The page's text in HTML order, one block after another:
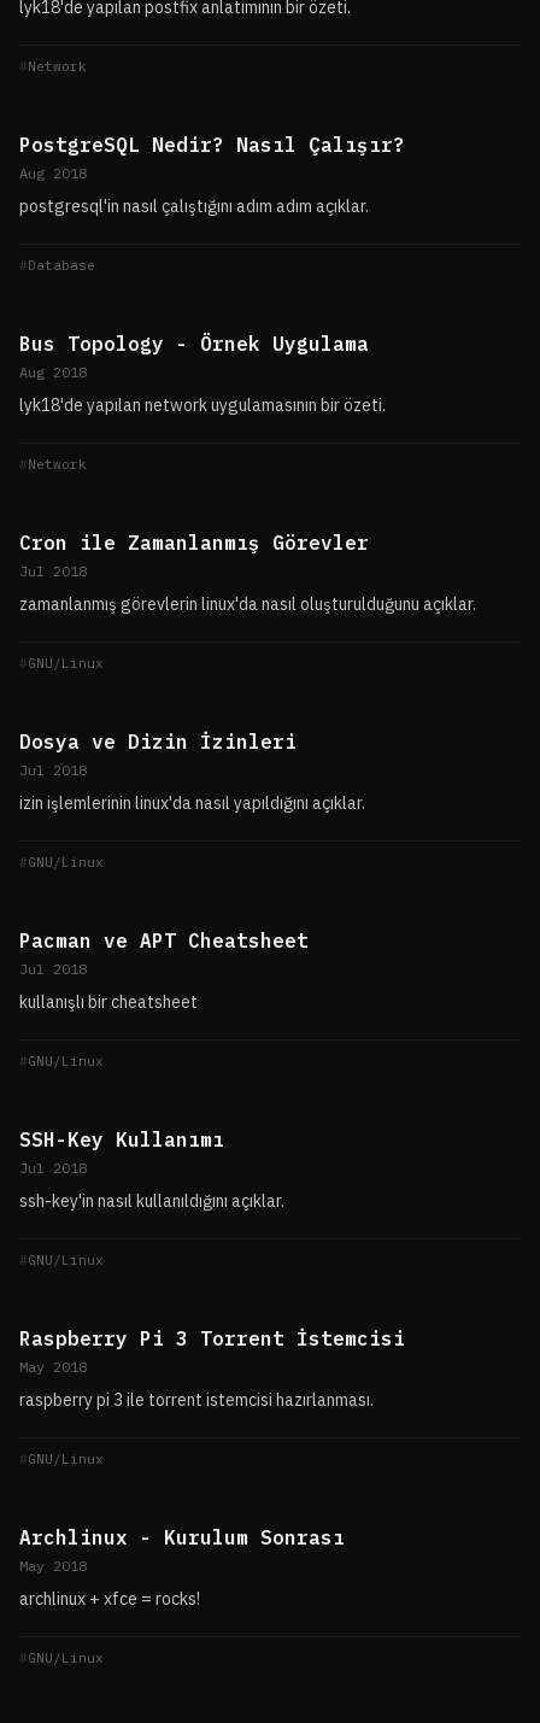
lyk18'de yapılan postfix anlatımının bir özeti.
Network
PostgreSQL Nedir? Nasıl Çalışır?
Aug 2018
postgresql'in nasıl çalıştığını adım adım açıklar.
Database
Bus Topology - Örnek Uygulama
Aug 2018
lyk18'de yapılan network uygulamasının bir özeti.
Network
Cron ile Zamanlanmış Görevler
Jul 2018
zamanlanmış görevlerin linux'da nasıl oluşturulduğunu açıklar.
GNU/Linux
Dosya ve Dizin İzinleri
Jul 2018
izin işlemlerinin linux'da nasıl yapıldığını açıklar.
GNU/Linux
Pacman ve APT Cheatsheet
Jul 2018
kullanışlı bir cheatsheet
GNU/Linux
SSH-Key Kullanımı
Jul 2018
ssh-key'in nasıl kullanıldığını açıklar.
GNU/Linux
Raspberry Pi 3 Torrent İstemcisi
May 2018
raspberry pi 3 ile torrent istemcisi hazırlanması.
GNU/Linux
Archlinux - Kurulum Sonrası
May 2018
archlinux + xfce = rocks!
GNU/Linux